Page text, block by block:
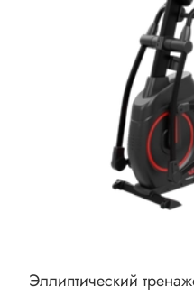
Эллиптический